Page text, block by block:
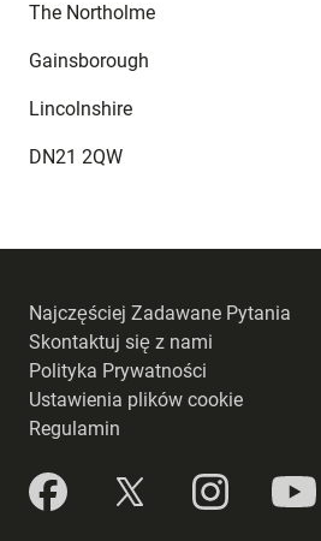
The Northolme
Gainsborough
Lincolnshire
DN21 2QW
Najczęściej Zadawane Pytania
Skontaktuj się z nami
Polityka Prywatności
Ustawienia plików cookie
Regulamin